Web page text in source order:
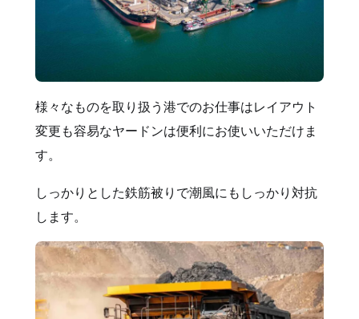
様々なものを取り扱う港でのお仕事はレイアウト
変更も容易なヤードンは便利にお使いいただけま
す。
しっかりとした鉄筋被りで潮風にもしっかり対抗
します。